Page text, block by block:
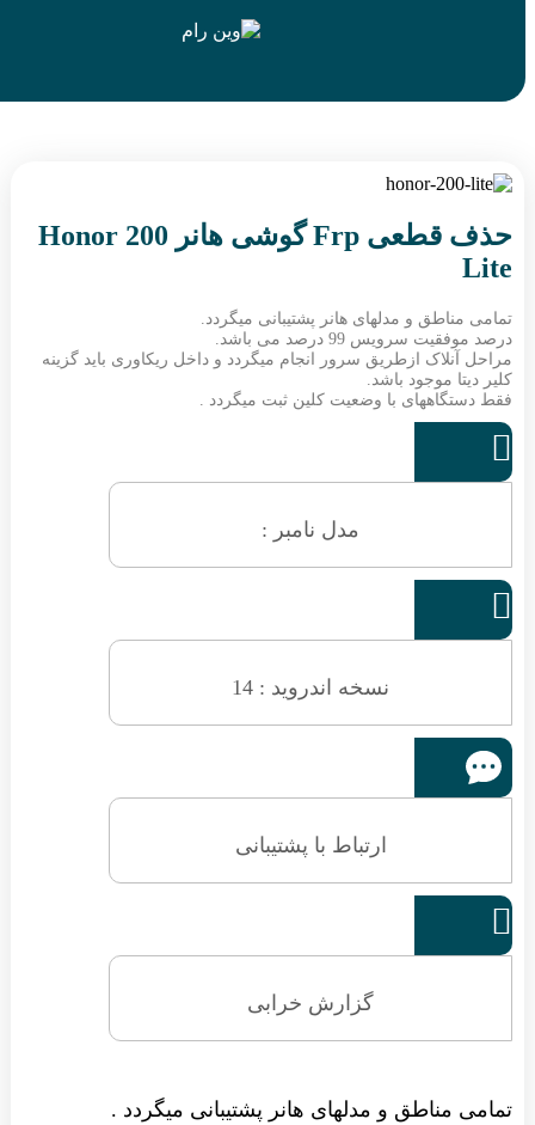
حذف قطعی Frp گوشی هانر Honor 200
و مدلهای هانر پشتیبانی میگردد.
99 درصد می باشد.
ازطریق سرور انجام میگردد و داخل ریکاوری باید گزینه
موجود باشد.
با وضعیت کلین ثبت میگردد .
مدل نامبر :
نسخه اندروید : 14
ارتباط با پشتیبانی
گزارش خرابی
و مدلهای هانر پشتیبانی میگردد .